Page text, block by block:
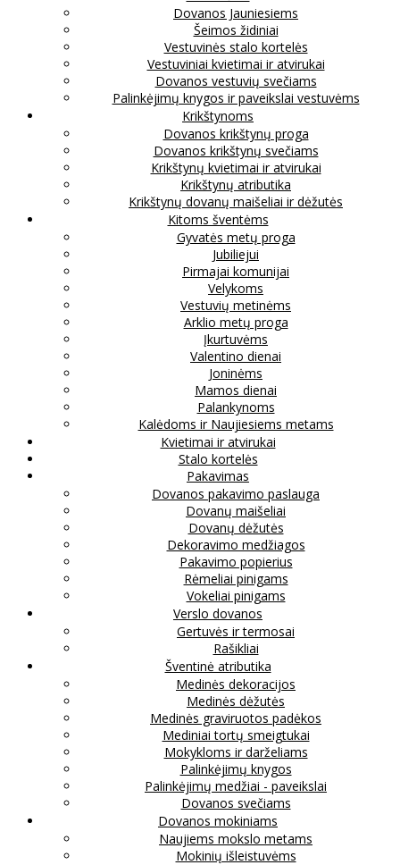
Dovanos Jauniesiems
Šeimos židiniai
Vestuvinės stalo kortelės
Vestuviniai kvietimai ir atvirukai
Dovanos vestuvių svečiams
Palinkėjimų knygos ir paveikslai vestuvėms
Krikštynoms
Dovanos krikštynų proga
Dovanos krikštynų svečiams
Krikštynų kvietimai ir atvirukai
Krikštynų atributika
Krikštynų dovanų maišeliai ir dėžutės
Kitoms šventėms
Gyvatės metų proga
Jubiliejui
Pirmajai komunijai
Velykoms
Vestuvių metinėms
Arklio metų proga
Įkurtuvėms
Valentino dienai
Joninėms
Mamos dienai
Palankynoms
Kalėdoms ir Naujiesiems metams
Kvietimai ir atvirukai
Stalo kortelės
Pakavimas
Dovanos pakavimo paslauga
Dovanų maišeliai
Dovanų dėžutės
Dekoravimo medžiagos
Pakavimo popierius
Rėmeliai pinigams
Vokeliai pinigams
Verslo dovanos
Gertuvės ir termosai
Rašikliai
Šventinė atributika
Medinės dekoracijos
Medinės dėžutės
Medinės graviruotos padėkos
Mediniai tortų smeigtukai
Mokykloms ir darželiams
Palinkėjimų knygos
Palinkėjimų medžiai - paveikslai
Dovanos svečiams
Dovanos mokiniams
Naujiems mokslo metams
Mokinių išleistuvėms